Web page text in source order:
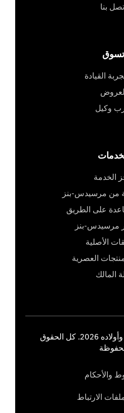
بنا
تسوق
القيادة
وكيل
الخدمة
من مرسيدس-بنز
على الطريق
مرسيدس-بنز
الأصلية
العصرية
المالك
© شركة ت. غرغور وأولاده 2026. كل الحقوق
والأحكام
الارتباط